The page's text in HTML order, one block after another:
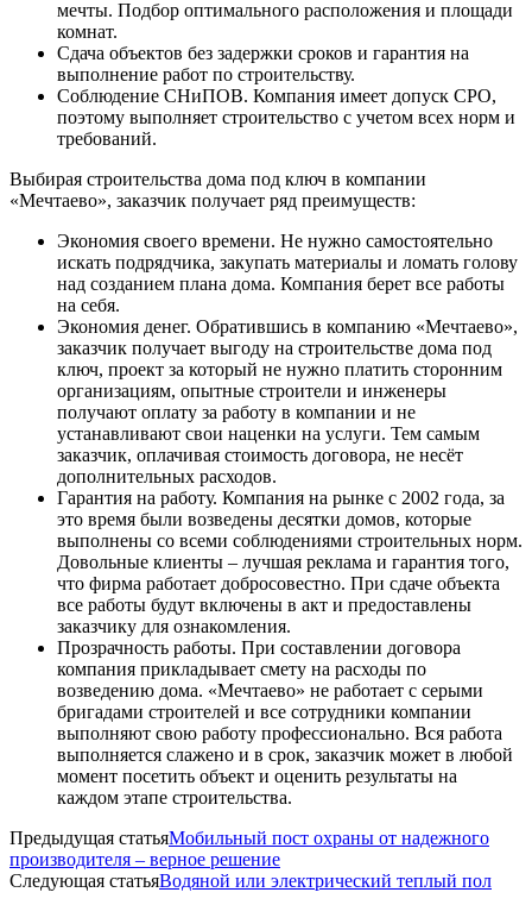
мечты. Подбор оптимального расположения и площади
комнат.
Сдача объектов без задержки сроков и гарантия на
выполнение работ по строительству.
Соблюдение СНиПОВ. Компания имеет допуск СРО,
поэтому выполняет строительство с учетом всех норм и
требований.
Выбирая строительства дома под ключ в компании
«Мечтаево», заказчик получает ряд преимуществ:
Экономия своего времени. Не нужно самостоятельно
искать подрядчика, закупать материалы и ломать голову
над созданием плана дома. Компания берет все работы
на себя.
Экономия денег. Обратившись в компанию «Мечтаево»,
заказчик получает выгоду на строительстве дома под
ключ, проект за который не нужно платить сторонним
организациям, опытные строители и инженеры
получают оплату за работу в компании и не
устанавливают свои наценки на услуги. Тем самым
заказчик, оплачивая стоимость договора, не несёт
дополнительных расходов.
Гарантия на работу. Компания на рынке с 2002 года, за
это время были возведены десятки домов, которые
выполнены со всеми соблюдениями строительных норм.
Довольные клиенты – лучшая реклама и гарантия того,
что фирма работает добросовестно. При сдаче объекта
все работы будут включены в акт и предоставлены
заказчику для ознакомления.
Прозрачность работы. При составлении договора
компания прикладывает смету на расходы по
возведению дома. «Мечтаево» не работает с серыми
бригадами строителей и все сотрудники компании
выполняют свою работу профессионально. Вся работа
выполняется слажено и в срок, заказчик может в любой
момент посетить объект и оценить результаты на
каждом этапе строительства.
Предыдущая статьяМобильный пост охраны от надежного
производителя – верное решение
Следующая статьяВодяной или электрический теплый пол